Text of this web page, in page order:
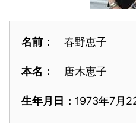
名前： 春野恵子
本名： 唐木恵子
生年月日： 1973年7月